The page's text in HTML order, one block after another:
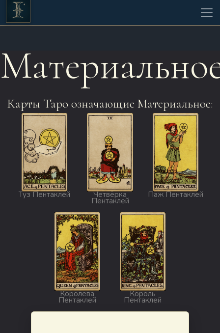
Карты Таро означающие Материальное:
Туз Пентаклей Четвёрка
Пентаклей
Паж Пентаклей
Королева
Пентаклей
Король
Пентаклей